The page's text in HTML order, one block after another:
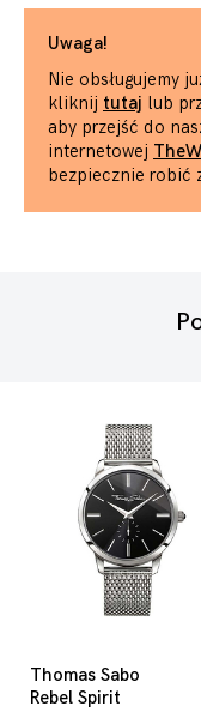
Uwaga!
Nie obsługujemy
kliknij tutaj lub
aby przejść do
internetowej
bezpiecznie robić
Thomas Sabo
Rebel Spirit